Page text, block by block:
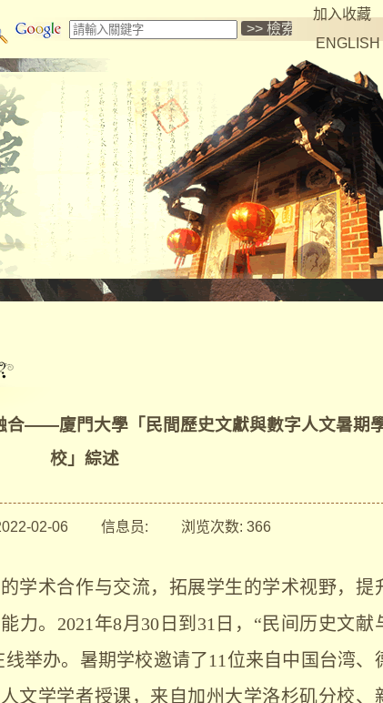
加入收藏
ENGLISH
合——廈門大學「民間歷史文獻與數字人文暑期
校」綜述
02-06 信息员: 浏览次数: 366
学术合作与交流，拓展学生的学术视野，提
力。 2021 年8月 30 日到 31 日， “民间历史文献
线举办。暑期学校邀请了11 位来自中国台湾、
文学学者授课，来自加州大学洛杉矶分校、